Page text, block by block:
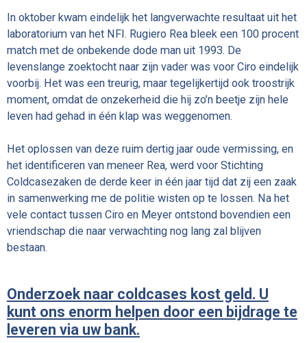
In oktober kwam eindelijk het langverwachte resultaat uit het
laboratorium van het NFI. Rugiero Rea bleek een 100 procent
match met de onbekende dode man uit 1993. De
levenslange zoektocht naar zijn vader was voor Ciro eindelijk
voorbij. Het was een treurig, maar tegelijkertijd ook troostrijk
moment, omdat de onzekerheid die hij zo’n beetje zijn hele
leven had gehad in één klap was weggenomen.
Het oplossen van deze ruim dertig jaar oude vermissing, en
het identificeren van meneer Rea, werd voor Stichting
Coldcasezaken de derde keer in één jaar tijd dat zij een zaak
in samenwerking me de politie wisten op te lossen. Na het
vele contact tussen Ciro en Meyer ontstond bovendien een
vriendschap die naar verwachting nog lang zal blijven
bestaan.
Onderzoek naar coldcases kost geld. U
kunt ons enorm helpen door een bijdrage te
leveren via uw bank.